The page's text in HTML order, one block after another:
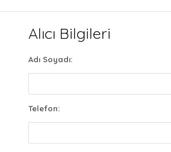
Alıcı Bilgileri
Adı Soyadı:
Telefon: